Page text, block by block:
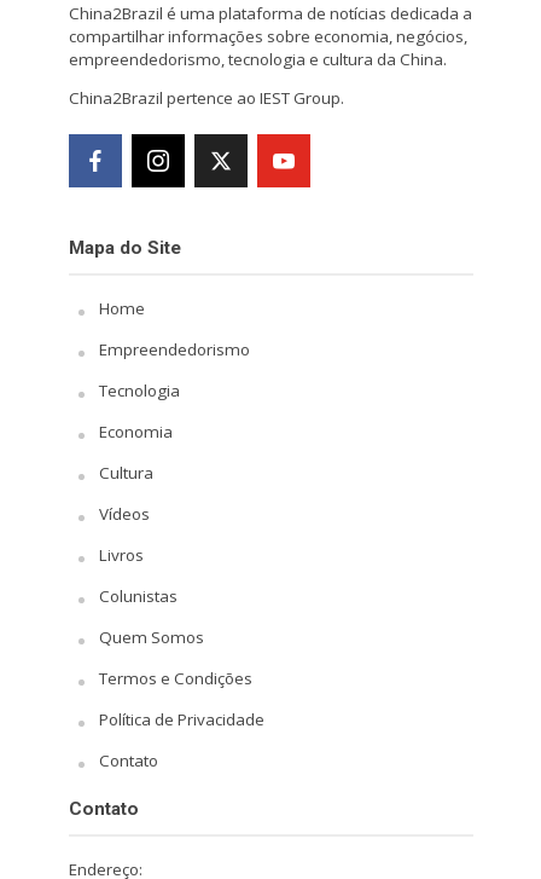
China2Brazil é uma plataforma de notícias dedicada a
compartilhar informações sobre economia, negócios,
empreendedorismo, tecnologia e cultura da China.
China2Brazil pertence ao IEST Group.
Mapa do Site
Home
Empreendedorismo
Tecnologia
Economia
Cultura
Vídeos
Livros
Colunistas
Quem Somos
Termos e Condições
Política de Privacidade
Contato
Contato
Endereço: